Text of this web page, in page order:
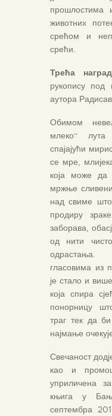
прошлостима
животних
срећом и
срећи.
Трећа
рукопису
аутора
Обимом
млеко“ лута
спајајући
се мре,
која може да
мржње
над свиме што
продиру
заборава,
од нити
одрастања.
гласовима из
је стало и
која спира
понорницу
траг тек да
најмање
Свечаност
као и
уприличена
књига у
септембра